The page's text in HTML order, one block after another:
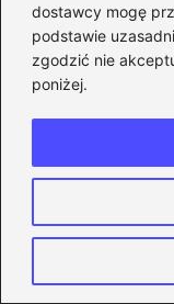
dostawcy mogę
podstawie
zgodzić nie
poniżej.
Esport: jakie
rywalizacji
2026-06-06